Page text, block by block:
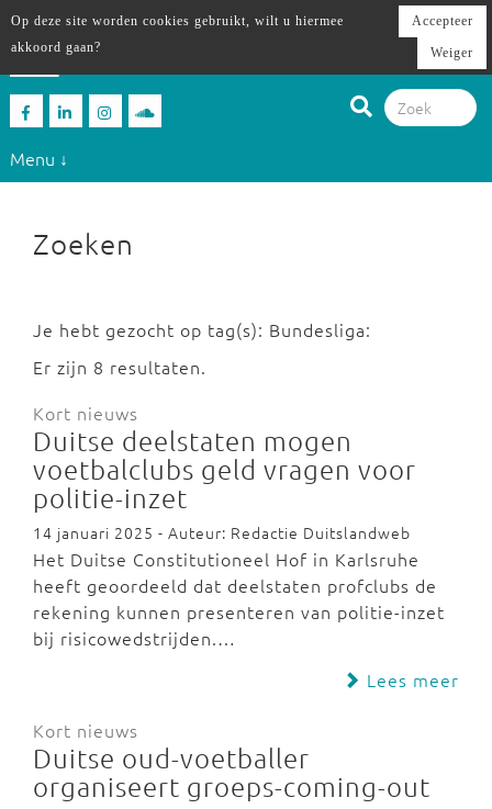
Menu ↓
Zoeken
Je hebt gezocht op tag(s): Bundesliga:
Er zijn 8 resultaten.
Kort nieuws
Duitse deelstaten mogen
voetbalclubs geld vragen voor
politie-inzet
14 januari 2025 - Auteur: Redactie Duitslandweb
Het Duitse Constitutioneel Hof in Karlsruhe
heeft geoordeeld dat deelstaten profclubs de
rekening kunnen presenteren van politie-inzet
bij risicowedstrijden.…
Lees meer
Kort nieuws
Duitse oud-voetballer
organiseert groeps-coming-out
Op deze site worden cookies gebruikt, wilt u hiermee
akkoord gaan?
Accepteer
Weiger